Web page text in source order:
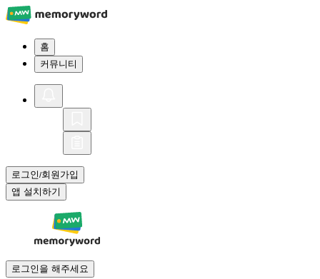
홈
커뮤니티
로그인/회원가입
앱 설치하기
로그인을 해주세요